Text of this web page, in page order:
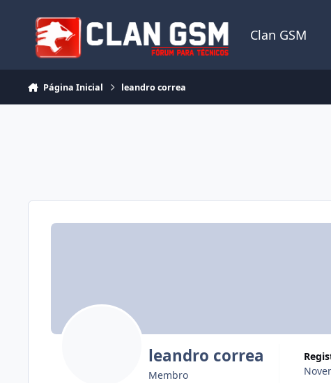
Clan GSM
Página Inicial leandro correa
leandro correa
Membro